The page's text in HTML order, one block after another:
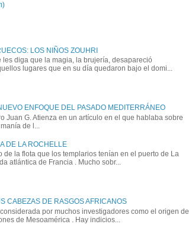
LOS NIÑOS ZOUHRI
les diga que la magia, la brujería, desapareció
lugares que en su día quedaron bajo el domi...
ENFOQUE DEL PASADO MEDITERRÁNEO
Juan G. Atienza en un artículo en el que hablaba sobre
de l...
DE LA ROCHELLE
de la flota que los templarios tenían en el puerto de La
atlántica de Francia . Mucho sobr...
CABEZAS DE RASGOS AFRICANOS
por muchos investigadores como el origen de
de Mesoamérica . Hay indicios...